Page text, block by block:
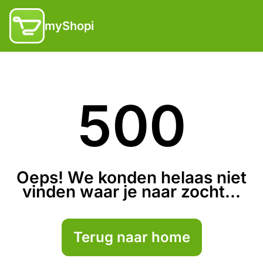
myShopi
500
Oeps! We konden helaas niet
vinden waar je naar zocht...
Terug naar home